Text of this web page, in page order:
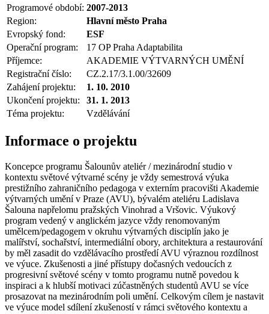
Programové období: 2007-2013
Region:
Hlavní město Praha
Evropský fond:
ESF
Operační program:
17 OP Praha Adaptabilita
Příjemce:
AKADEMIE VÝTVARNÝCH UMĚNÍ
Registrační číslo:
CZ.2.17/3.1.00/32609
Zahájení projektu:
1. 10. 2010
Ukončení projektu:
31. 1. 2013
Téma projektu:
Vzdělávání
Informace o projektu
Koncepce programu Šalounův ateliér / mezinárodní studio v
kontextu světové výtvarné scény je vždy semestrová výuka
prestižního zahraničního pedagoga v externím pracovišti Akademie
výtvarných umění v Praze (AVU), bývalém ateliéru Ladislava
Šalouna napřelomu pražských Vinohrad a Vršovic. Výukový
program vedený v anglickém jazyce vždy renomovaným
umělcem/pedagogem v okruhu výtvarných disciplín jako je
malířství, sochařství, intermediální obory, architektura a restaurování
by měl zasadit do vzdělávacího prostředí AVU výraznou rozdílnost
ve výuce. Zkušenosti a jiné přístupy dočasných vedoucích z
progresivní světové scény v tomto programu nutně povedou k
inspiraci a k hlubší motivaci zúčastněných studentů AVU se více
prosazovat na mezinárodním poli umění. Celkovým cílem je nastavit
ve výuce model sdílení zkušeností v rámci světového kontextu a